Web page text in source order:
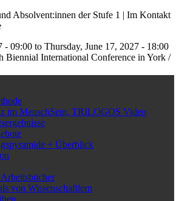
Absolvent:innen der Stufe 1 | Im Kontakt
- 09:00 to Thursday, June 17, 2027 - 18:00
International Conference in York /
im MenschSein, TRILOGOS Video
+ Überblick
von Wissenschaftlern